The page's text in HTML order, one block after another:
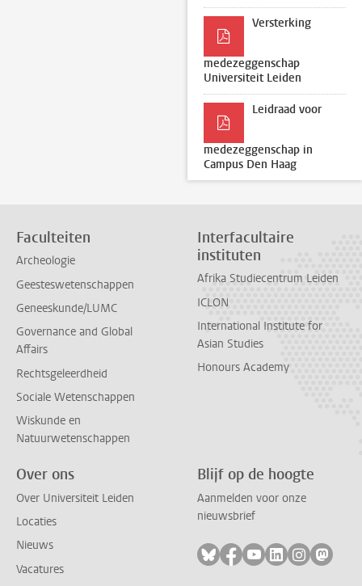
Versterking
medezeggenschap
Universiteit Leiden
Leidraad voor
medezeggenschap in
Campus Den Haag
Faculteiten
Archeologie
Geesteswetenschappen
Geneeskunde/LUMC
Governance and Global
Affairs
Rechtsgeleerdheid
Sociale Wetenschappen
Wiskunde en
Natuurwetenschappen
Interfacultaire
instituten
Afrika Studiecentrum Leiden
ICLON
International Institute for
Asian Studies
Honours Academy
Over ons
Over Universiteit Leiden
Locaties
Nieuws
Vacatures
Blijf op de hoogte
Aanmelden voor onze
nieuwsbrief
Volg ons op bluesky
Volg ons op facebook
Volg ons op
Volg ons op
Volg ons
Volg